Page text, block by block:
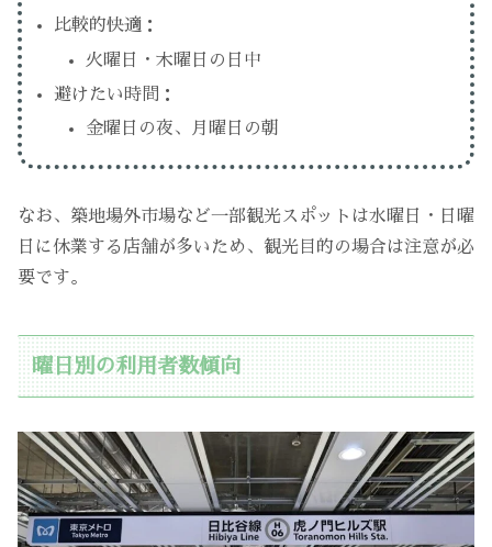
比較的快適：
火曜日・木曜日の日中
避けたい時間：
金曜日の夜、月曜日の朝
なお、築地場外市場など一部観光スポットは水曜日・日曜
日に休業する店舗が多いため、観光目的の場合は注意が必
要です。
曜日別の利用者数傾向